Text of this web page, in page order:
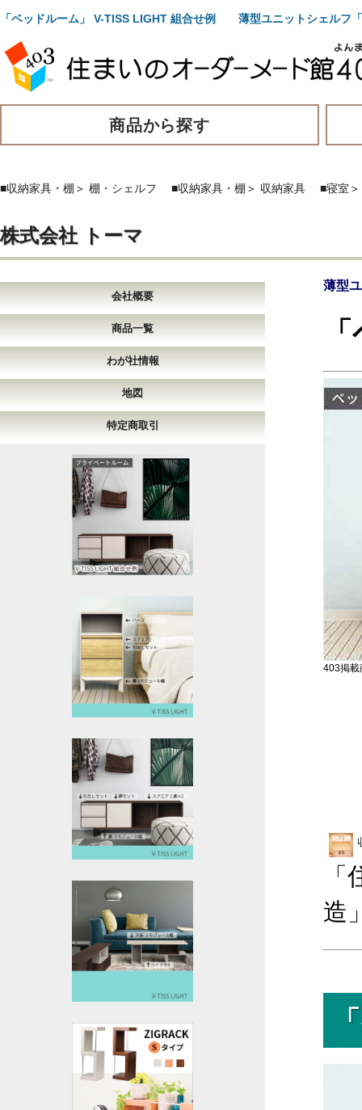
「ベッドルーム」 V-TISS LIGHT 組合せ例 薄型ユニットシェルフ
商品から探す
■収納家具・棚 ＞ 棚・シェルフ ■収納家具・棚 ＞ 収納家具 ■寝室
株式会社 トーマ
会社概要
商品一覧
わが社情報
地図
特定商取引
薄型
403掲載
造